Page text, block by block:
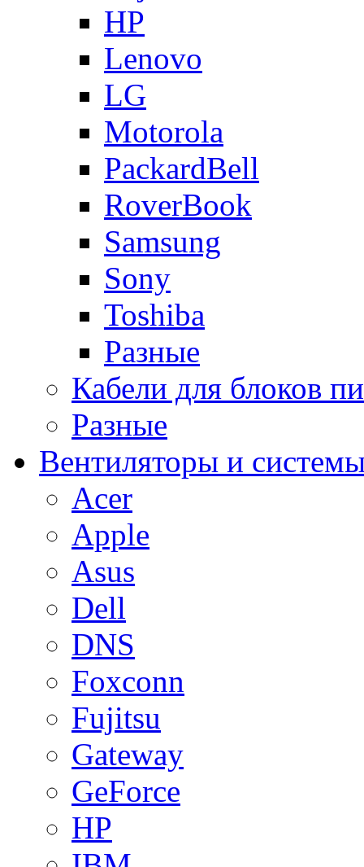
HP
Lenovo
LG
Motorola
PackardBell
RoverBook
Samsung
Sony
Toshiba
Разные
Кабели для блоков
Разные
Вентиляторы и
Acer
Apple
Asus
Dell
DNS
Foxconn
Fujitsu
Gateway
GeForce
HP